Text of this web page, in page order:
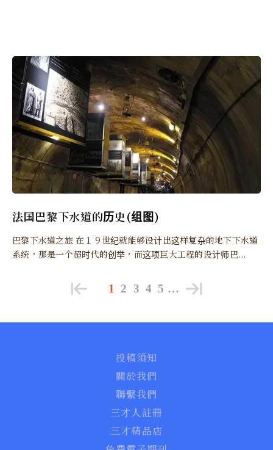
法国巴黎下水道的历史(组图)
巴黎下水道之旅 在１９世纪就能够设计出这样复杂的地下下水道
系统，那是一个超时代的创举，而这项巨大工程的设计师巴...
1 2 3 4 5 …
投稿須知
關於我們
聯繫我們
三才人註冊
三才精品店